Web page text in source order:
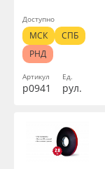
Артикул
р0941
Ед.
рул.
Доступно
МСК
СПБ
РНД